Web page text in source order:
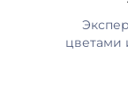
цветами